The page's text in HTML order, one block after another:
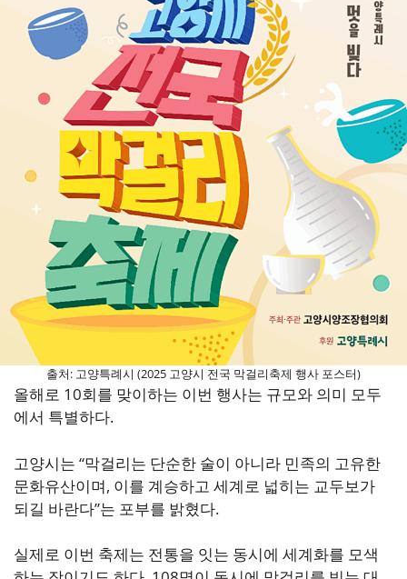
출처: 고양특례시 (2025 고양시 전국 막걸리축제 행사 포스터)
올해로 10회를 맞이하는 이번 행사는 규모와 의미 모두
에서 특별하다.
고양시는 “막걸리는 단순한 술이 아니라 민족의 고유한
문화유산이며, 이를 계승하고 세계로 넓히는 교두보가
되길 바란다”는 포부를 밝혔다.
실제로 이번 축제는 전통을 잇는 동시에 세계화를 모색